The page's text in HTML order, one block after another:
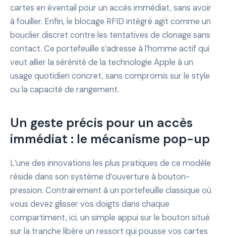
cartes en éventail pour un accès immédiat, sans avoir
à fouiller. Enfin, le blocage RFID intégré agit comme un
bouclier discret contre les tentatives de clonage sans
contact. Ce portefeuille s’adresse à l’homme actif qui
veut allier la sérénité de la technologie Apple à un
usage quotidien concret, sans compromis sur le style
ou la capacité de rangement.
Un geste précis pour un accès
immédiat : le mécanisme pop-up
L’une des innovations les plus pratiques de ce modèle
réside dans son système d’ouverture à bouton-
pression. Contrairement à un portefeuille classique où
vous devez glisser vos doigts dans chaque
compartiment, ici, un simple appui sur le bouton situé
sur la tranche libère un ressort qui pousse vos cartes